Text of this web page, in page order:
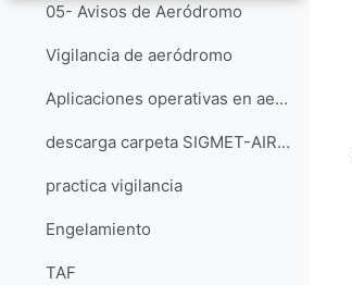
05- Avisos de Aeródromo
Vigilancia de aeródromo
Aplicaciones operativas en aeronáutica
descarga carpeta SIGMET-AIRMET
practica vigilancia
Engelamiento
TAF